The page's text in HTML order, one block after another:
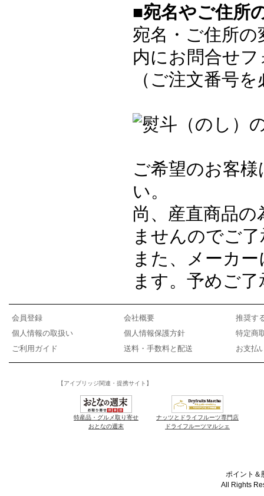
■宛名やご住所
宛名・ご住所
内にお問合せ
（ご注文番号
ご希望のお客様
い。
尚、産直商品
ませんのでご
また、メーカ
ます。予めご
会員登録 会社概要
推奨す
個人情報の取扱い
個人情報保護方針
特定商
ご利用ガイド
送料・手数料と配送 お支払
【アイブリッジ関連・提携サイト】
特産品・グルメ取り寄せ
おとなの週末
ナッツとドライフルーツ専門店
ドライフルーツマルシェ
ポイント＆
All Rights